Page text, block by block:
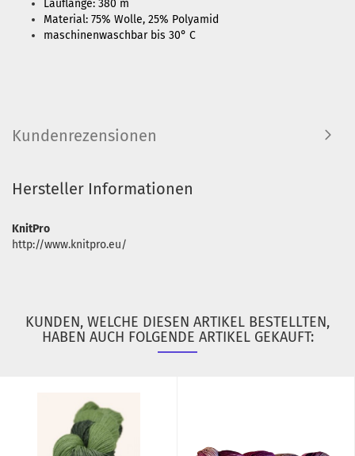
Lauflänge: 380 m
Material: 75% Wolle, 25% Polyamid
maschinenwaschbar bis 30° C
Kundenrezensionen
Hersteller Informationen
KnitPro
http://www.knitpro.eu/
KUNDEN, WELCHE DIESEN ARTIKEL BESTELLTEN,
HABEN AUCH FOLGENDE ARTIKEL GEKAUFT: